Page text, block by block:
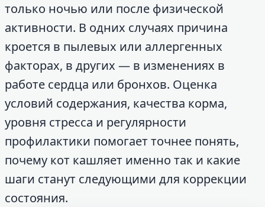
только ночью или после физической
активности. В одних случаях причина
кроется в пылевых или аллергенных
факторах, в других — в изменениях в
работе сердца или бронхов. Оценка
условий содержания, качества корма,
уровня стресса и регулярности
профилактики помогает точнее понять,
почему кот кашляет именно так и какие
шаги станут следующими для коррекции
состояния.